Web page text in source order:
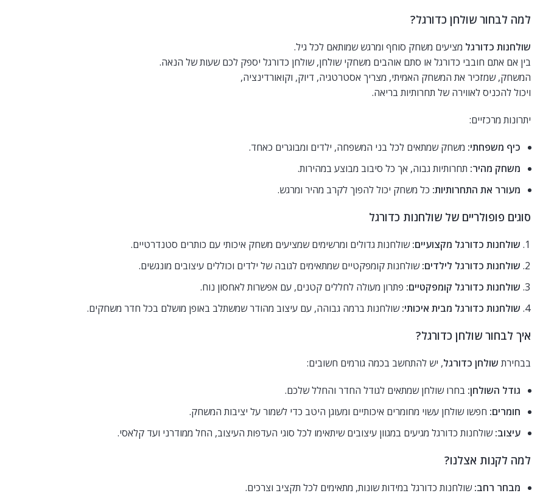
למה לבחור שולחן כדורגל?
שולחנות כדורגל מציעים משחק סוחף ומרגש שמותאם לכל גיל.
בין אם אתם חובבי כדורגל או סתם אוהבים משחקי שולחן, שולחן כדורגל יספק לכם שעות של הנאה.
המשחק, שמזכיר את המשחק האמיתי, מצריך אסטרטגיה, דיוק, וקואורדינציה,
ויכול להכניס לאווירה של תחרותיות בריאה.
יתרונות מרכזיים:
כיף משפחתי: משחק שמתאים לכל בני המשפחה, ילדים ומבוגרים כאחד.
משחק מהיר: תחרותיות גבוה, אך כל סיבוב מבוצע במהירות.
מעורר את התחרותיות: כל משחק יכול להפוך לקרב מהיר ומרגש.
סוגים פופולריים של שולחנות כדורגל
שולחנות כדורגל מקצועיים:שולחנות גדולים ומרשימים שמציעים משחק איכותי עם כותרים סטנדרטיים.
שולחנות כדורגל לילדים:שולחנות קומפקטיים שמתאימים לגובה של ילדים וכוללים עיצובים מונגשים.
שולחנות כדורגל קומפקטיים: פתרון מעולה לחללים קטנים, עם אפשרות לאחסון נוח.
שולחנות כדורגל מבית איכותי:שולחנות ברמה גבוהה, עם עיצוב מהודר שמשתלב באופן מושלם בכל חדר משחקים.
איך לבחור שולחן כדורגל?
בבחירת שולחן כדורגל, יש להתחשב בכמה גורמים חשובים:
גודל השולחן: בחרו שולחן שמתאים לגודל החדר והחלל שלכם.
חומרים: חפשו שולחן עשוי מחומרים איכותיים ומעוגן היטב כדי לשמור על יציבות המשחק.
עיצוב:שולחנות כדורגל מגיעים במגוון עיצובים שיתאימו לכל סוגי העדפות העיצוב, החל ממודרני ועד קלאסי.
למה לקנות אצלנו?
מבחר רחב:שולחנות כדורגל במידות שונות, מתאימים לכל תקציב וצרכים.